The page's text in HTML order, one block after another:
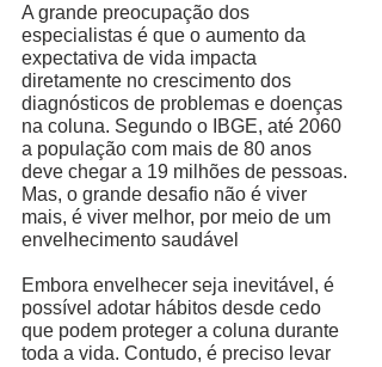
A grande preocupação dos
especialistas é que o aumento da
expectativa de vida impacta
diretamente no crescimento dos
diagnósticos de problemas e doenças
na coluna. Segundo o IBGE, até 2060
a população com mais de 80 anos
deve chegar a 19 milhões de pessoas.
Mas, o grande desafio não é viver
mais, é viver melhor, por meio de um
envelhecimento saudável
Embora envelhecer seja inevitável, é
possível adotar hábitos desde cedo
que podem proteger a coluna durante
toda a vida. Contudo, é preciso levar